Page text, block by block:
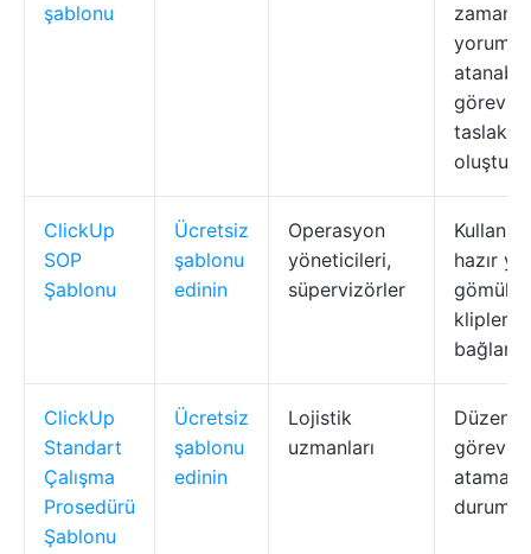
şablonu
zamanlı
taslak
ClickUp
SOP
Şablonu
Ücretsiz
şablonu
edinin
Operasyon
yöneticileri,
süpervizörler
hazır
gömülü
klipler,
ClickUp
Standart
Çalışma
Prosedürü
Şablonu
Ücretsiz
şablonu
edinin
Lojistik
uzmanları
Düzenli
atama,